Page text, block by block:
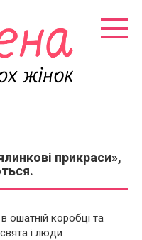
прикраси»,
ошатній коробці та
і люди